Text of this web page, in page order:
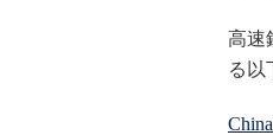
高速
る以